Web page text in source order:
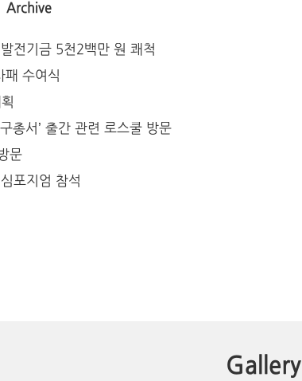
전기금 5천2백만 원 쾌척
패 수여식
총서’ 출간 관련 로스쿨 방문
문
포지엄 참석
Archive
Gallery